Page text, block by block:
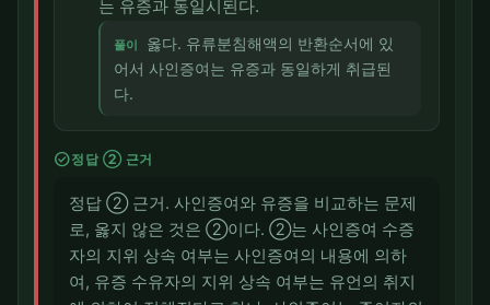
는 유증과 동일시된다.
풀이
옳다. 유류분침해액의 반환순서에 있
어서 사인증여는 유증과 동일하게 취급된
다.
check_circle정답 ② 근거
정답 ② 근거. 사인증여와 유증을 비교하는 문제
로, 옳지 않은 것은 ②이다. ②는 사인증여 수증
자의 지위 상속 여부는 사인증여의 내용에 의하
여, 유증 수유자의 지위 상속 여부는 유언의 취지